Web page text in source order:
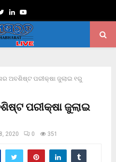
TwitterLinkedinYoutube
ଅବଶିଷ୍ଟ ପରୀକ୍ଷା ଜୁଲାଇ ୧ରୁ
ପରୀକ୍ଷା ଜୁଲାଇ
2020 0 351